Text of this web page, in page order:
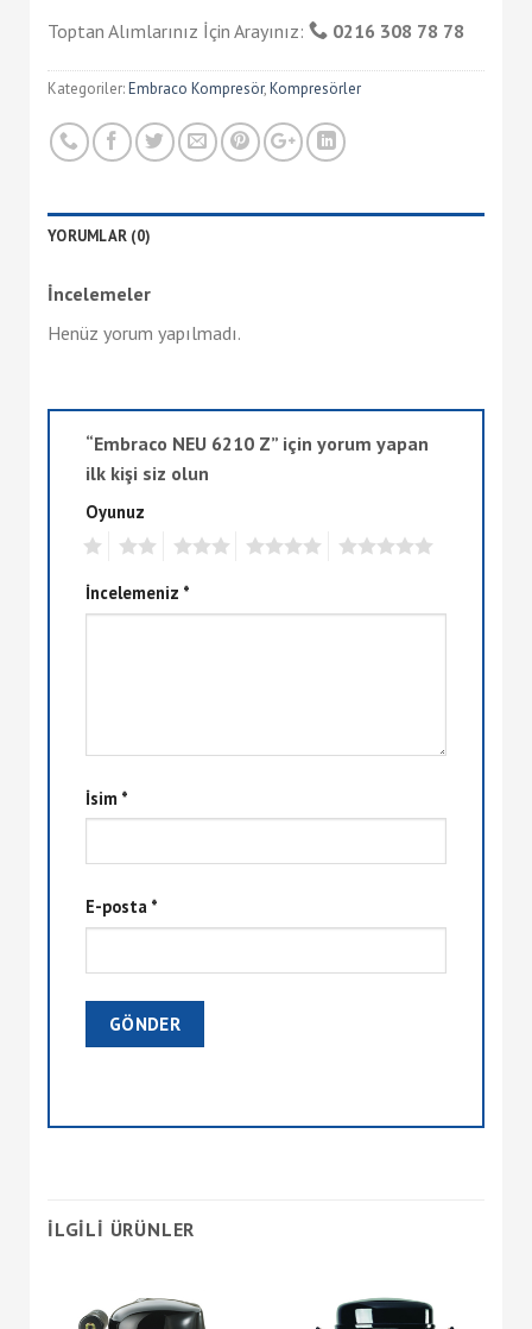
Toptan Alımlarınız İçin Arayınız: 0216 308 78 78
Kategoriler:Embraco Kompresör,Kompresörler
YORUMLAR (0)
İncelemeler
Henüz yorum yapılmadı.
“Embraco NEU 6210 Z” için yorum yapan
ilk kişi siz olun
Oyunuz
İncelemeniz *
İsim *
E-posta *
İLGILI ÜRÜNLER